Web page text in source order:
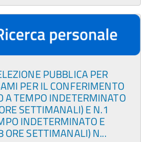
PUBBLICA PER
PER IL CONFERIMENTO
A TEMPO INDETERMINATO
SETTIMANALI) E N.1
INDETERMINATO E
ORE SETTIMANALI) N...